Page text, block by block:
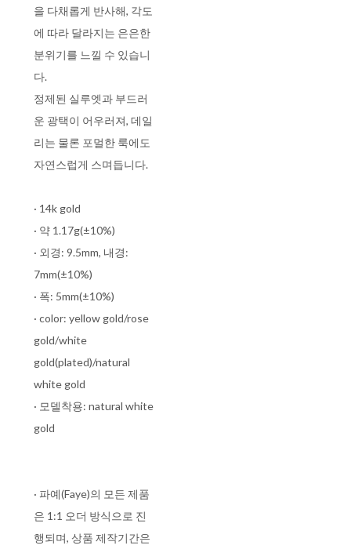
을 다채롭게 반사해, 각도
에 따라 달라지는 은은한
분위기를 느낄 수 있습니
다.
정제된 실루엣과 부드러
운 광택이 어우러져, 데일
리는 물론 포멀한 룩에도
자연스럽게 스며듭니다.
· 14k gold
· 약 1.17g(±10%)
· 외경: 9.5mm, 내경:
7mm(±10%)
· 폭: 5mm(±10%)
· color: yellow gold/rose
gold/white
gold(plated)/natural
white gold
· 모델착용: natural white
gold
· 파예(Faye)의 모든 제품
은 1:1 오더 방식으로 진
행되며, 상품 제작기간은